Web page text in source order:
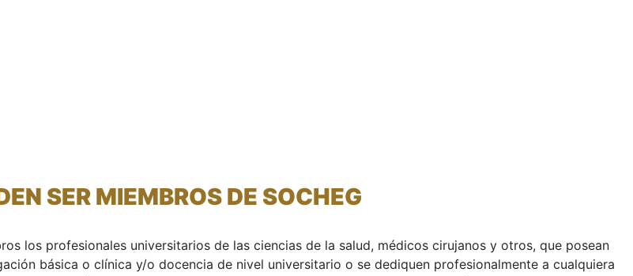
SER MIEMBROS DE SOCHEG
los profesionales universitarios de las ciencias de la salud, médicos cirujanos y otros, que posean
básica o clínica y/o docencia de nivel universitario o se dediquen profesionalmente a cualquiera